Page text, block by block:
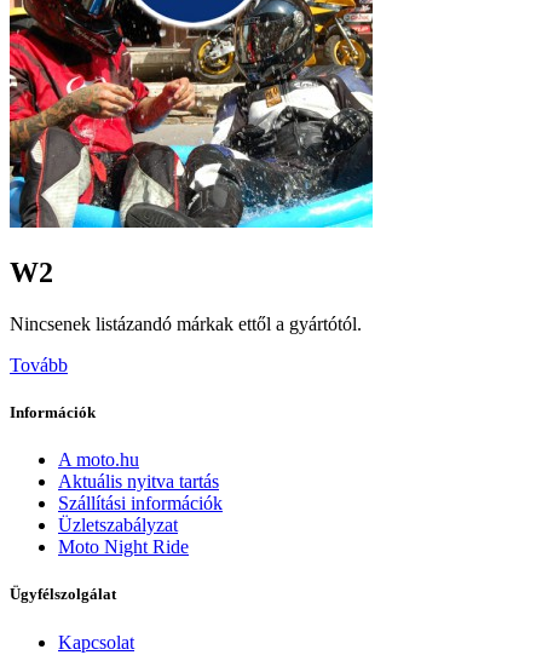
W2
Nincsenek listázandó márkak ettől a gyártótól.
Tovább
Információk
A moto.hu
Aktuális nyitva tartás
Szállítási információk
Üzletszabályzat
Moto Night Ride
Ügyfélszolgálat
Kapcsolat